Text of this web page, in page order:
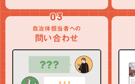
03
自治体担当者への
問い合わせ